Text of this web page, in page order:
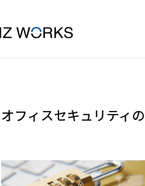
オフィスセキュリティ